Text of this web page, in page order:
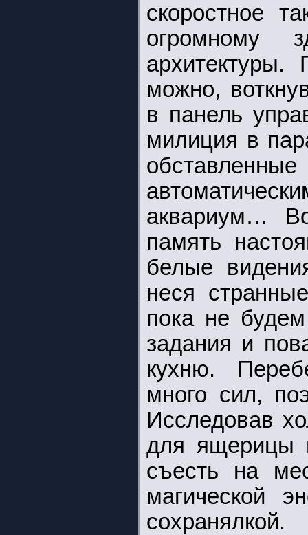
скоростное
огромному
архитектуры.
можно,
в панель
милиция в
аквариум…
память
белые
неся
пока не
задания и
кухню.
много сил,
Исследовав
для ящерицы
съесть на
магической
сохранялкой.